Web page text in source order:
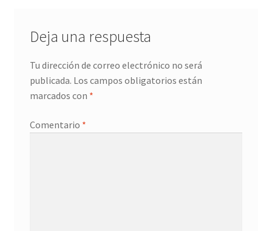
Deja una respuesta
Tu dirección de correo electrónico no será
publicada. Los campos obligatorios están
marcados con *
Comentario *